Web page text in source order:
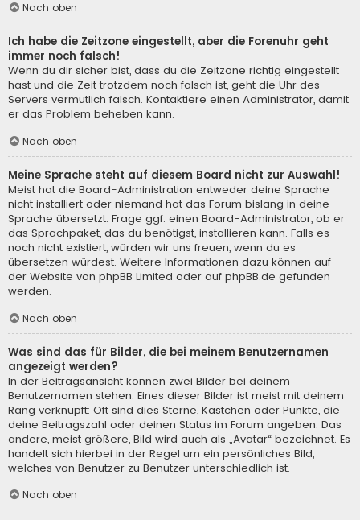
Nach oben
Ich habe die Zeitzone eingestellt, aber die Forenuhr geht
immer noch falsch!
Wenn du dir sicher bist, dass du die Zeitzone richtig eingestellt
hast und die Zeit trotzdem noch falsch ist, geht die Uhr des
Servers vermutlich falsch. Kontaktiere einen Administrator, damit
er das Problem beheben kann.
Nach oben
Meine Sprache steht auf diesem Board nicht zur Auswahl!
Meist hat die Board-Administration entweder deine Sprache
nicht installiert oder niemand hat das Forum bislang in deine
Sprache übersetzt. Frage ggf. einen Board-Administrator, ob er
das Sprachpaket, das du benötigst, installieren kann. Falls es
noch nicht existiert, würden wir uns freuen, wenn du es
übersetzen würdest. Weitere Informationen dazu können auf
der Website von phpBB Limited oder auf phpBB.de gefunden
werden.
Nach oben
Was sind das für Bilder, die bei meinem Benutzernamen
angezeigt werden?
In der Beitragsansicht können zwei Bilder bei deinem
Benutzernamen stehen. Eines dieser Bilder ist meist mit deinem
Rang verknüpft: Oft sind dies Sterne, Kästchen oder Punkte, die
deine Beitragszahl oder deinen Status im Forum angeben. Das
andere, meist größere, Bild wird auch als „Avatar“ bezeichnet. Es
handelt sich hierbei in der Regel um ein persönliches Bild,
welches von Benutzer zu Benutzer unterschiedlich ist.
Nach oben